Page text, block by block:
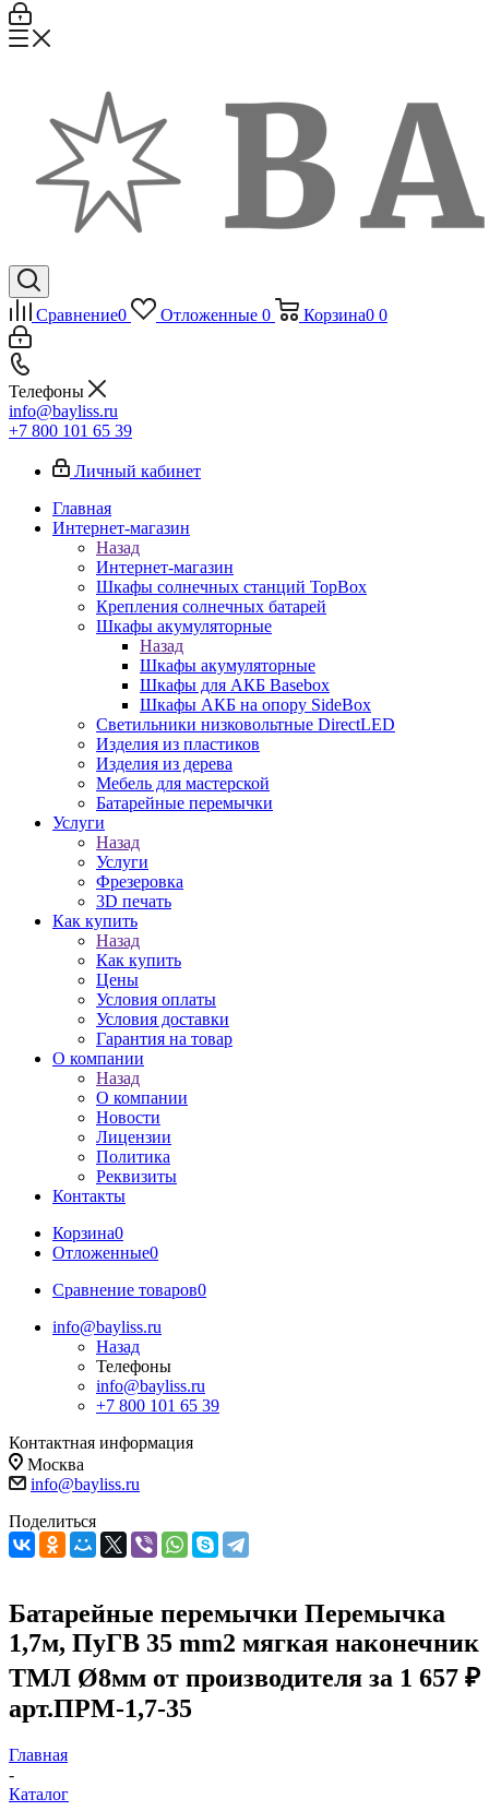
Сравнение0 Отложенные 0 Корзина0 0
Телефоны
info@bayliss.ru
+7 800 101 65 39
Личный кабинет
Главная
Интернет-магазин
Назад
Интернет-магазин
Шкафы солнечных станций TopBox
Крепления солнечных батарей
Шкафы акумуляторные
Назад
Шкафы акумуляторные
Шкафы для АКБ Basebox
Шкафы АКБ на опору SideBox
Светильники низковольтные DirectLED
Изделия из пластиков
Изделия из дерева
Мебель для мастерской
Батарейные перемычки
Услуги
Назад
Услуги
Фрезеровка
3D печать
Как купить
Назад
Как купить
Цены
Условия оплаты
Условия доставки
Гарантия на товар
О компании
Назад
О компании
Новости
Лицензии
Политика
Реквизиты
Контакты
Корзина0
Отложенные0
Сравнение товаров0
info@bayliss.ru
Назад
Телефоны
info@bayliss.ru
+7 800 101 65 39
Контактная информация
Москва
info@bayliss.ru
Поделиться
Батарейные перемычки Перемычка
1,7м, ПуГВ 35 mm2 мягкая наконечник
ТМЛ Ø8мм от производителя за 1 657 ₽
арт.ПРМ-1,7-35
Главная
-
Каталог